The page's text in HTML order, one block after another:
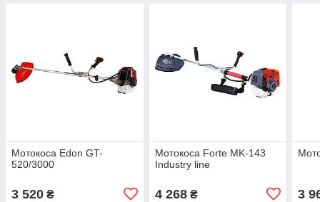
Мотокоса Edon GT-
520/3000
3 520 ₴
Мотокоса Forte MK-143
Industry line
4 268₴ 3